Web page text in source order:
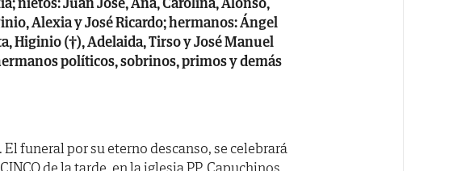
Alexia y José Ricardo; hermanos: Ángel
Higinio (†), Adelaida, Tirso y José Manuel
políticos, sobrinos, primos y demás
funeral por su eterno descanso, se celebrará
de la tarde, en la iglesia PP. Capuchinos.